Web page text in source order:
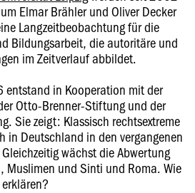
Elmar Brähler und Oliver Decker
Langzeitbeobachtung für die
Bildungsarbeit, die autoritäre und
im Zeitverlauf abbildet.
entstand in Kooperation mit der
Otto-Brenner-Stiftung und der
Sie zeigt: Klassisch rechtsextreme
in Deutschland in den vergangenen
wächst die Abwertung
Muslimen und Sinti und Roma. Wie